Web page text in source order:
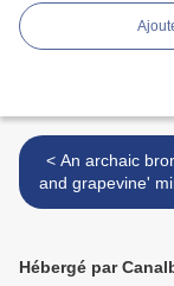
< An archaic bronze 'lion
and grapevine'
Tang
Hébergé par